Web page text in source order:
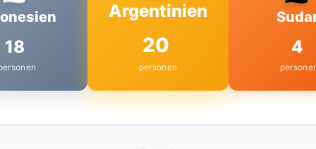
18
Argentinien
20
personen
4